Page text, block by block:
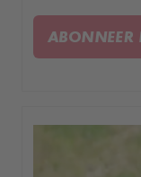
gaan met haar
ABONNEER